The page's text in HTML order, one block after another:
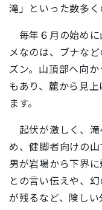
滝」といった数多く
毎年６月の始めに
メなのは、ブナな
ズン。山頂部へ向
もあり、麓から見
ます。
起伏が激しく、滝
め、健脚者向けの
男が岩場から下界
との言い伝えや、
が残るなど、険し